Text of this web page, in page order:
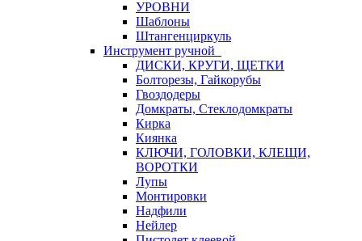
УРОВНИ
Шаблоны
Штангенциркуль
Инструмент ручной
ДИСКИ, КРУГИ, ЩЕТКИ
Болторезы, Гайкорубы
Гвоздодеры
Домкраты, Стеклодомкраты
Кирка
Киянка
КЛЮЧИ, ГОЛОВКИ, КЛЕЩИ,
ВОРОТКИ
Лупы
Монтировки
Надфили
Нейлер